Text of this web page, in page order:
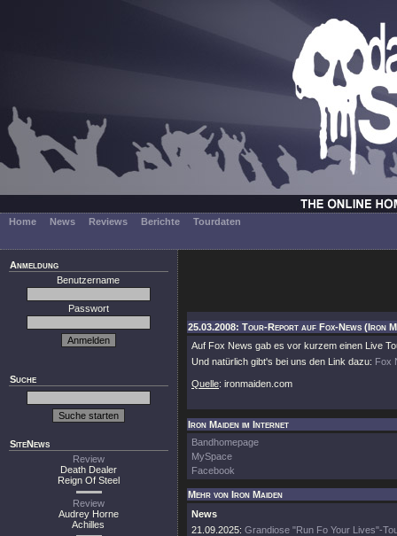
Home News Reviews Berichte Tourdaten
Anmeldung
Benutzername
Passwort
Suche
SiteNews
Review
Death Dealer
Reign Of Steel
Review
Audrey Horne
Achilles
25.03.2008: Tour-Report auf Fox-News (Iron
Auf Fox News gab es vor kurzem einen Live
Und natürlich gibt's bei uns den Link dazu: Fox
Quelle: ironmaiden.com
Iron Maiden im Internet
Bandhomepage
MySpace
Facebook
Mehr von Iron Maiden
News
21.09.2025: Grandiose "Run Fo Your Lives"-